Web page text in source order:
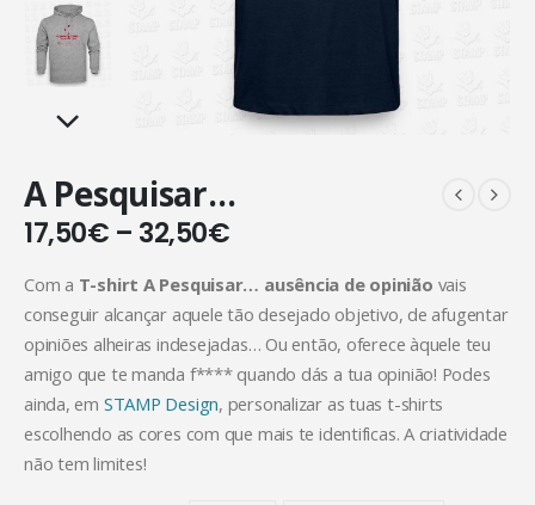
A Pesquisar…
17,50€ – 32,50€
Com a T-shirt A Pesquisar… ausência de opinião vais
conseguir alcançar aquele tão desejado objetivo, de afugentar
opiniões alheiras indesejadas… Ou então, oferece àquele teu
amigo que te manda f**** quando dás a tua opinião! Podes
ainda, em STAMP Design, personalizar as tuas t-shirts
escolhendo as cores com que mais te identificas. A criatividade
não tem limites!